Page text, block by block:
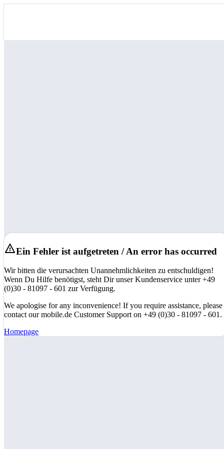
Ein Fehler ist aufgetreten / An error has occurred
Wir bitten die verursachten Unannehmlichkeiten zu entschuldigen!
Wenn Du Hilfe benötigst, steht Dir unser Kundenservice unter +49
(0)30 - 81097 - 601 zur Verfügung.
We apologise for any inconvenience! If you require assistance, please
contact our mobile.de Customer Support on +49 (0)30 - 81097 - 601.
Homepage